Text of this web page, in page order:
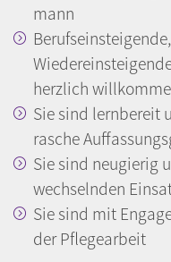
mann
herzlich
Sie sind lernbereit
rasche
Sie sind neugierig
wechselnden
Sie sind mit
der Pflegearbeit